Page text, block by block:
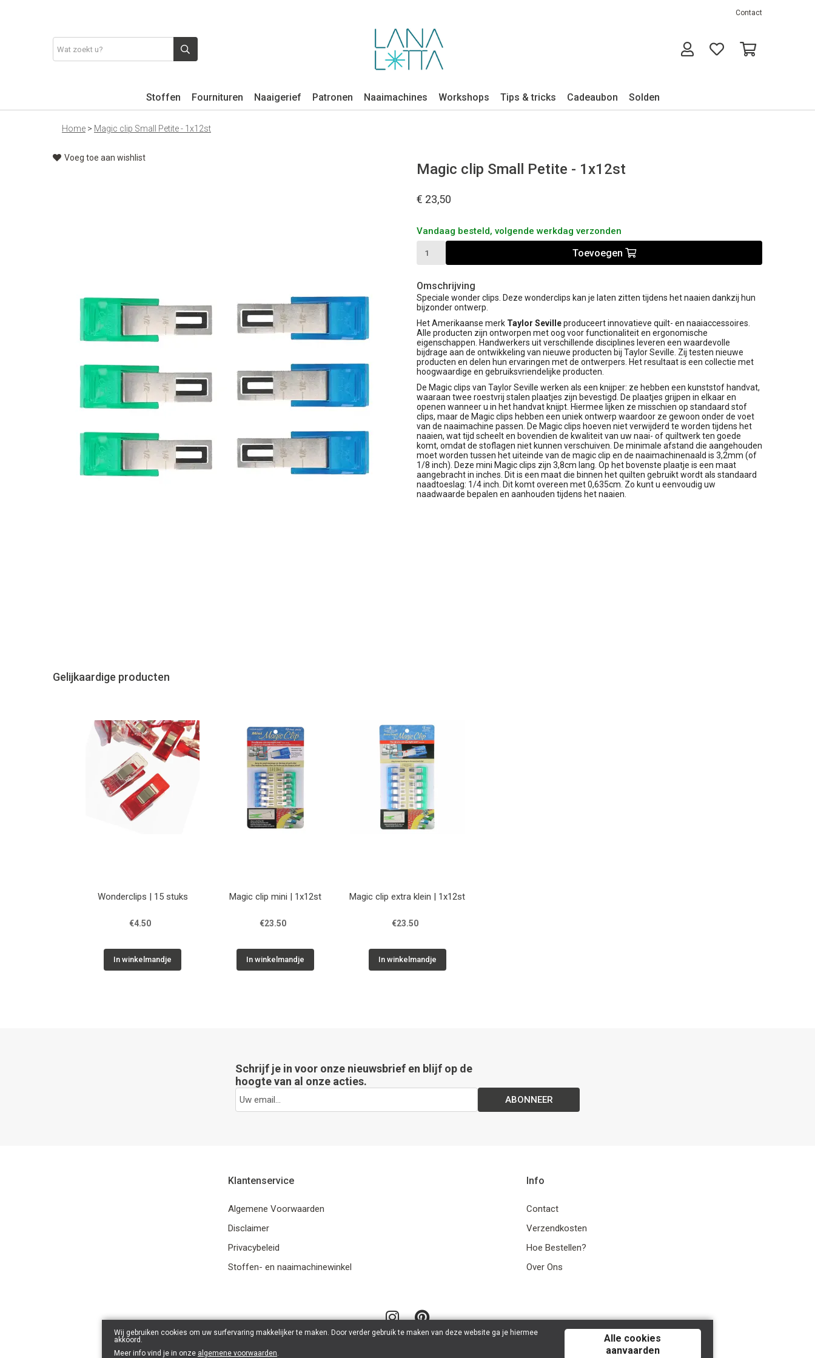
Contact
Stoffen Fournituren Naaigerief Patronen Naaimachines Workshops Tips & tricks Cadeaubon Solden
Home > Magic clip Small Petite - 1x12st
Voeg toe aan wishlist
Magic clip Small Petite - 1x12st
€ 23,50
Vandaag besteld, volgende werkdag verzonden
Toevoegen
Omschrijving
Speciale wonder clips. Deze wonderclips kan je laten zitten tijdens het naaien dankzij hun
bijzonder ontwerp.
Het Amerikaanse merk Taylor Sevilleproduceert innovatieve quilt- en naaiaccessoires.
Alle producten zijn ontworpen met oog voor functionaliteit en ergonomische
eigenschappen. Handwerkers uit verschillende disciplines leveren een waardevolle
bijdrage aan de ontwikkeling van nieuwe producten bij Taylor Seville. Zij testen nieuwe
producten en delen hun ervaringen met de ontwerpers. Het resultaat is een collectie met
hoogwaardige en gebruiksvriendelijke producten.
De Magic clips van Taylor Seville werken als een knijper: ze hebben een kunststof handvat,
waaraan twee roestvrij stalen plaatjes zijn bevestigd. De plaatjes grijpen in elkaar en
openen wanneer u in het handvat knijpt. Hiermee lijken ze misschien op standaard stof
clips, maar de Magic clips hebben een uniek ontwerp waardoor ze gewoon onder de voet
van de naaimachine passen. De Magic clips hoeven niet verwijderd te worden tijdens het
naaien, wat tijd scheelt en bovendien de kwaliteit van uw naai- of quiltwerk ten goede
komt, omdat de stoflagen niet kunnen verschuiven. De minimale afstand die aangehouden
moet worden tussen het uiteinde van de magic clip en de naaimachinenaald is 3,2mm (of
1/8 inch). Deze mini Magic clips zijn 3,8cm lang. Op het bovenste plaatje is een maat
aangebracht in inches. Dit is een maat die binnen het quilten gebruikt wordt als standaard
naadtoeslag: 1/4 inch. Dit komt overeen met 0,635cm. Zo kunt u eenvoudig uw
naadwaarde bepalen en aanhouden tijdens het naaien.
Gelijkaardige producten
Wonderclips | 15 stuks
€4.50
In winkelmandje
Magic clip mini | 1x12st
€23.50
In winkelmandje
Magic clip extra klein | 1x12st
€23.50
In winkelmandje
Schrijf je in voor onze nieuwsbrief en blijf op de
hoogte van al onze acties.
ABONNEER
Klantenservice
Algemene Voorwaarden
Disclaimer
Privacybeleid
Stoffen- en naaimachinewinkel
Info
Contact
Verzendkosten
Hoe Bestellen?
Over Ons
Wij gebruiken cookies om uw surfervaring makkelijker te maken. Door verder gebruik te maken van deze website ga je hiermee
akkoord.
Meer info vind je in onze algemene voorwaarden.
Alle cookies
aanvaarden